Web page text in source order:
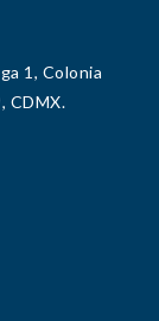
1, Colonia
CDMX.